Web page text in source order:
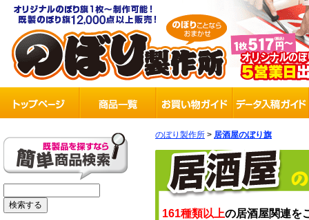
のぼり製作所 > 居酒屋のぼり旗
161種類以上の居酒屋関連を